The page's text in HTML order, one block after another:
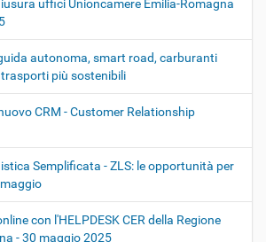
uffici Unioncamere Emilia-Romagna
autonoma, smart road, carburanti
più sostenibili
CRM - Customer Relationship
Semplificata - ZLS: le opportunità per
maggio
con l'HELPDESK CER della Regione
- 30 maggio 2025